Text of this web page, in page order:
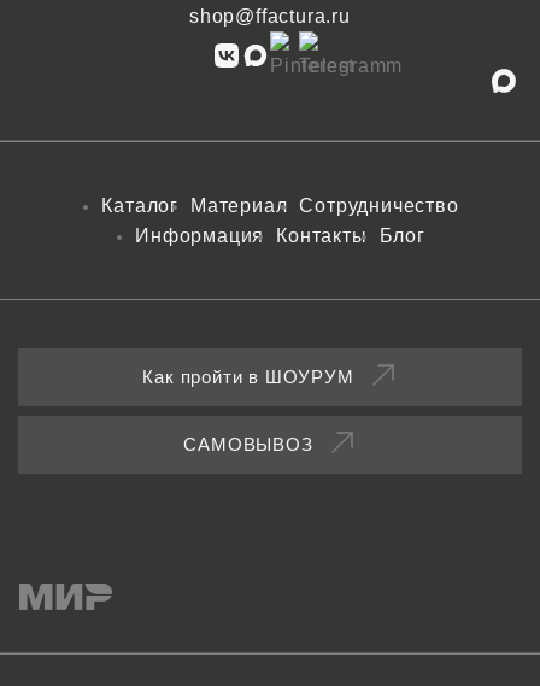
Каталог Материал
Сотрудничество
Информация
Контакты Блог
shop@ffactura.ru
Как пройти в ШОУРУМ
САМОВЫВОЗ